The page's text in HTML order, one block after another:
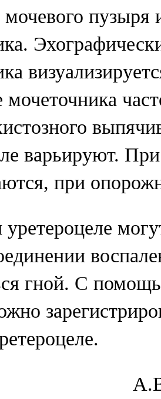
мочевого пузыря
мочеточника
варьируют.
при
гной. С